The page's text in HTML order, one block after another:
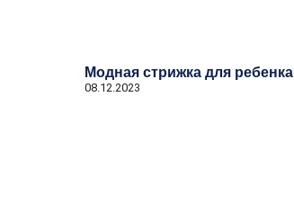
Модная стрижка для ребенка
08.12.2023